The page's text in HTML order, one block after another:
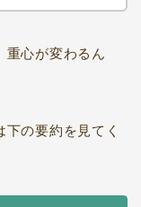
重心が変わるん
の要約を見てく